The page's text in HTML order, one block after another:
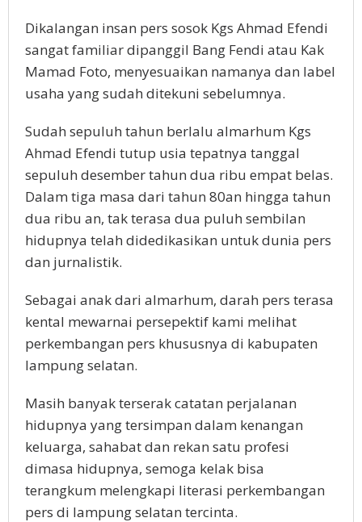
Dikalangan insan pers sosok Kgs Ahmad Efendi
sangat familiar dipanggil Bang Fendi atau Kak
Mamad Foto, menyesuaikan namanya dan label
usaha yang sudah ditekuni sebelumnya.
Sudah sepuluh tahun berlalu almarhum Kgs
Ahmad Efendi tutup usia tepatnya tanggal
sepuluh desember tahun dua ribu empat belas.
Dalam tiga masa dari tahun 80an hingga tahun
dua ribu an, tak terasa dua puluh sembilan
hidupnya telah didedikasikan untuk dunia pers
dan jurnalistik.
Sebagai anak dari almarhum, darah pers terasa
kental mewarnai persepektif kami melihat
perkembangan pers khususnya di kabupaten
lampung selatan.
Masih banyak terserak catatan perjalanan
hidupnya yang tersimpan dalam kenangan
keluarga, sahabat dan rekan satu profesi
dimasa hidupnya, semoga kelak bisa
terangkum melengkapi literasi perkembangan
pers di lampung selatan tercinta.